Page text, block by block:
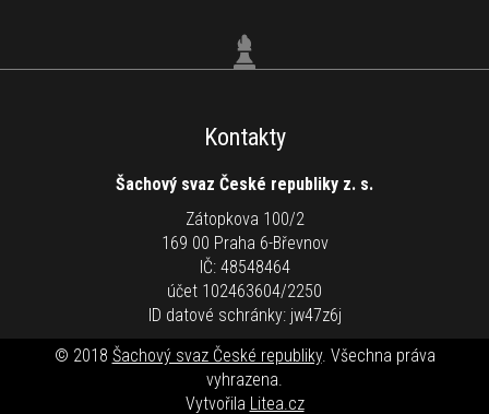
Kontakty
Šachový svaz České republiky z. s.
Zátopkova 100/2
169 00 Praha 6-Břevnov
IČ: 48548464
účet 102463604/2250
ID datové schránky: jw47z6j
© 2018 Šachový svaz České republiky. Všechna práva
vyhrazena.
Vytvořila Litea.cz